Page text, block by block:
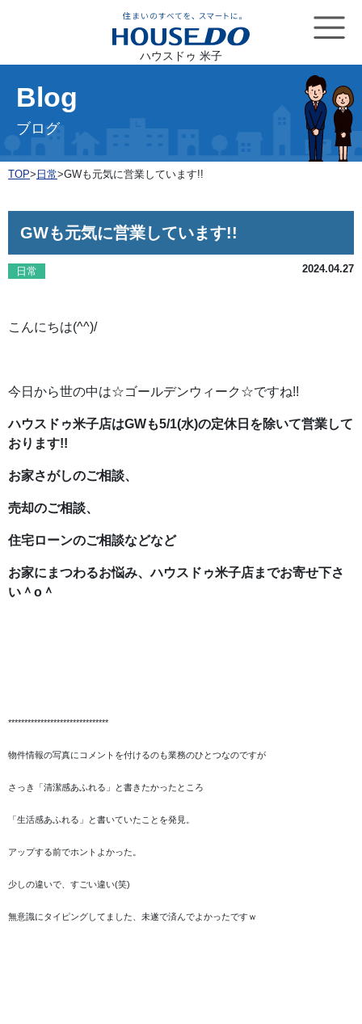
ハウスドゥ 米子
Blog
ブログ
TOP> 日常>GWも元気に営業しています!!
GWも元気に営業しています!!
日常 2024.04.27
こんにちは(^^)/
今日から世の中は☆ゴールデンウィーク☆ですね!!
ハウスドゥ米子店はGWも5/1(水)の定休日を除いて営業して
おります!!
お家さがしのご相談、
売却のご相談、
住宅ローンのご相談などなど
お家にまつわるお悩み、ハウスドゥ米子店までお寄せ下さ
い＾o＾
*******************************
物件情報の写真にコメントを付けるのも業務のひとつなのですが
さっき「清潔感あふれる」と書きたかったところ
「生活感あふれる」と書いていたことを発見。
アップする前でホントよかった。
少しの違いで、すごい違い(笑)
無意識にタイピングしてました、未遂で済んでよかったですｗ